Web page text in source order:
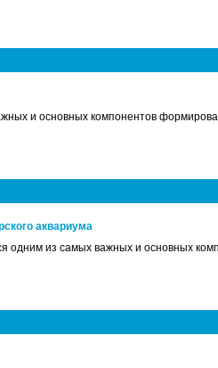
и основных компонентов
аквариума
из самых важных и основных